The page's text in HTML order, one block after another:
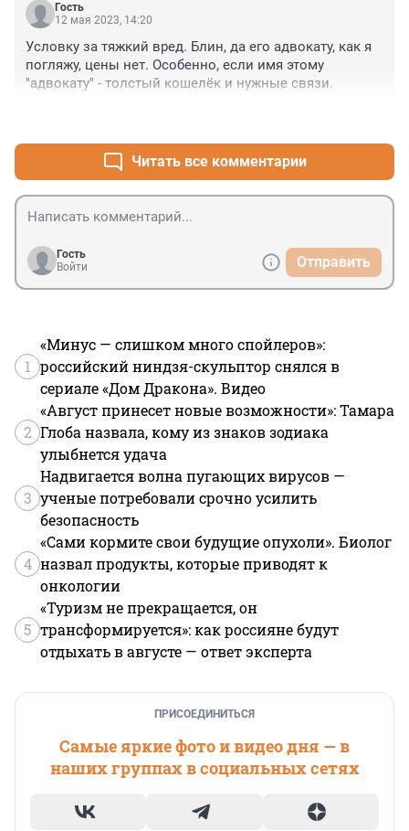
Гость
12 мая 2023, 14:20
Условку за тяжкий вред. Блин, да его адвокату, как я
погляжу, цены нет. Особенно, если имя этому
"адвокату" - толстый кошелёк и нужные связи.
Читать все комментарии
Гость
Войти
Отправить
1
«Минус — слишком много спойлеров»:
российский ниндзя-скульптор снялся в
сериале «Дом Дракона». Видео
2
«Август принесет новые возможности»: Тамара
Глоба назвала, кому из знаков зодиака
улыбнется удача
3
Надвигается волна пугающих вирусов —
ученые потребовали срочно усилить
безопасность
4
«Сами кормите свои будущие опухоли». Биолог
назвал продукты, которые приводят к
онкологии
5
«Туризм не прекращается, он
трансформируется»: как россияне будут
отдыхать в августе — ответ эксперта
ПРИСОЕДИНИТЬСЯ
Самые яркие фото и видео дня — в
наших группах в социальных сетях